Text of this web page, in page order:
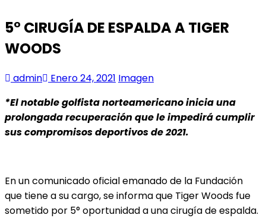
5° CIRUGÍA DE ESPALDA A TIGER
WOODS
admin Enero 24, 2021 Imagen
*El notable golfista norteamericano inicia una
prolongada recuperación que le impedirá cumplir
sus compromisos deportivos de 2021.
En un comunicado oficial emanado de la Fundación
que tiene a su cargo, se informa que Tiger Woods fue
sometido por 5° oportunidad a una cirugía de espalda.